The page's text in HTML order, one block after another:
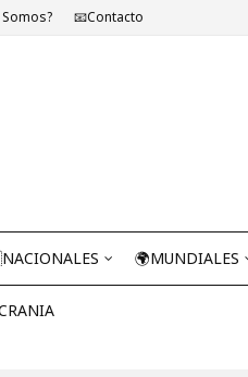
Somos? 📧Contacto
🌍MUNDIALES